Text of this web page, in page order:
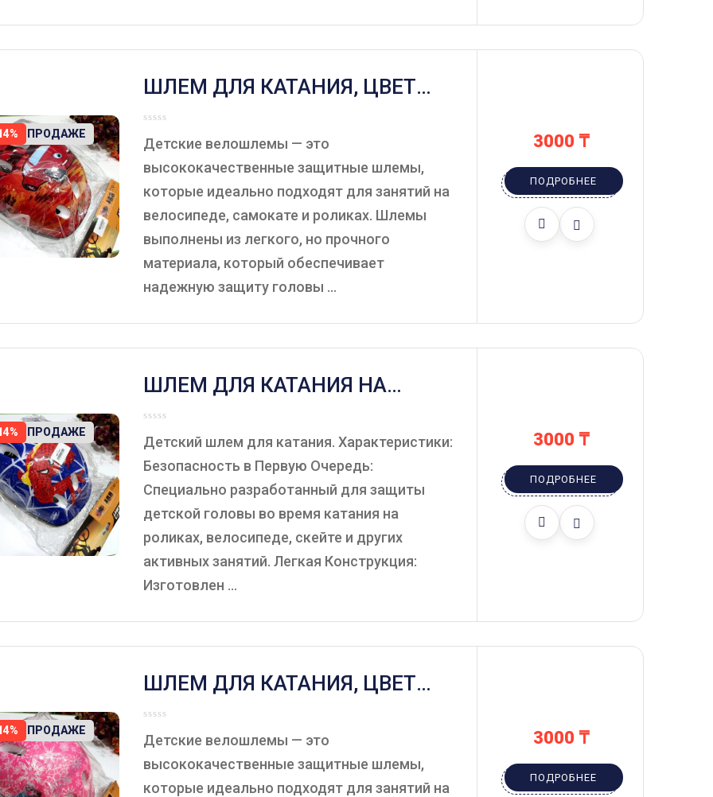
В ПРОДАЖЕ
ШЛЕМ ДЛЯ КАТАНИЯ, ЦВЕТ
КРАСНЫЙ.
Детские велошлемы — это
высококачественные защитные шлемы,
которые идеально подходят для занятий на
велосипеде, самокате и роликах. Шлемы
выполнены из легкого, но прочного
материала, который обеспечивает
надежную защиту головы ...
3000 ₸
ПОДРОБНЕЕ
В ПРОДАЖЕ
ШЛЕМ ДЛЯ КАТАНИЯ НА
РОЛИКАХ, ВЕЛОСИПЕДЕ,
СКЕЙТЕ, ЦВЕТ СИНИЙ.
Детский шлем для катания. Характеристики:
Безопасность в Первую Очередь:
Специально разработанный для защиты
детской головы во время катания на
роликах, велосипеде, скейте и других
активных занятий. Легкая Конструкция:
Изготовлен ...
3000 ₸
ПОДРОБНЕЕ
В ПРОДАЖЕ
ШЛЕМ ДЛЯ КАТАНИЯ, ЦВЕТ
РОЗОВЫЙ.
Детские велошлемы — это
высококачественные защитные шлемы,
которые идеально подходят для занятий на
3000 ₸
ПОДРОБНЕЕ